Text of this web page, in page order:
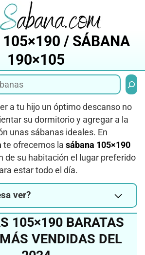
105×190 / SÁBANA
190×105
a tu hijo un óptimo descanso no
su dormitorio y agregar a la
unas sábanas ideales. En
te ofrecemos la sábana 105×190
de su habitación el lugar preferido
estar todo el día.
ver?
105×190 BARATAS
VENDIDAS DEL